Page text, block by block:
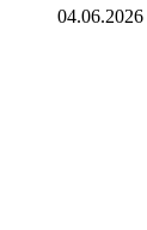
04.06.2026